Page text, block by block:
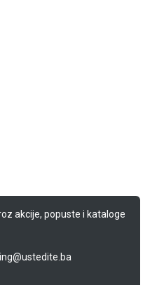
akcije, popuste i kataloge